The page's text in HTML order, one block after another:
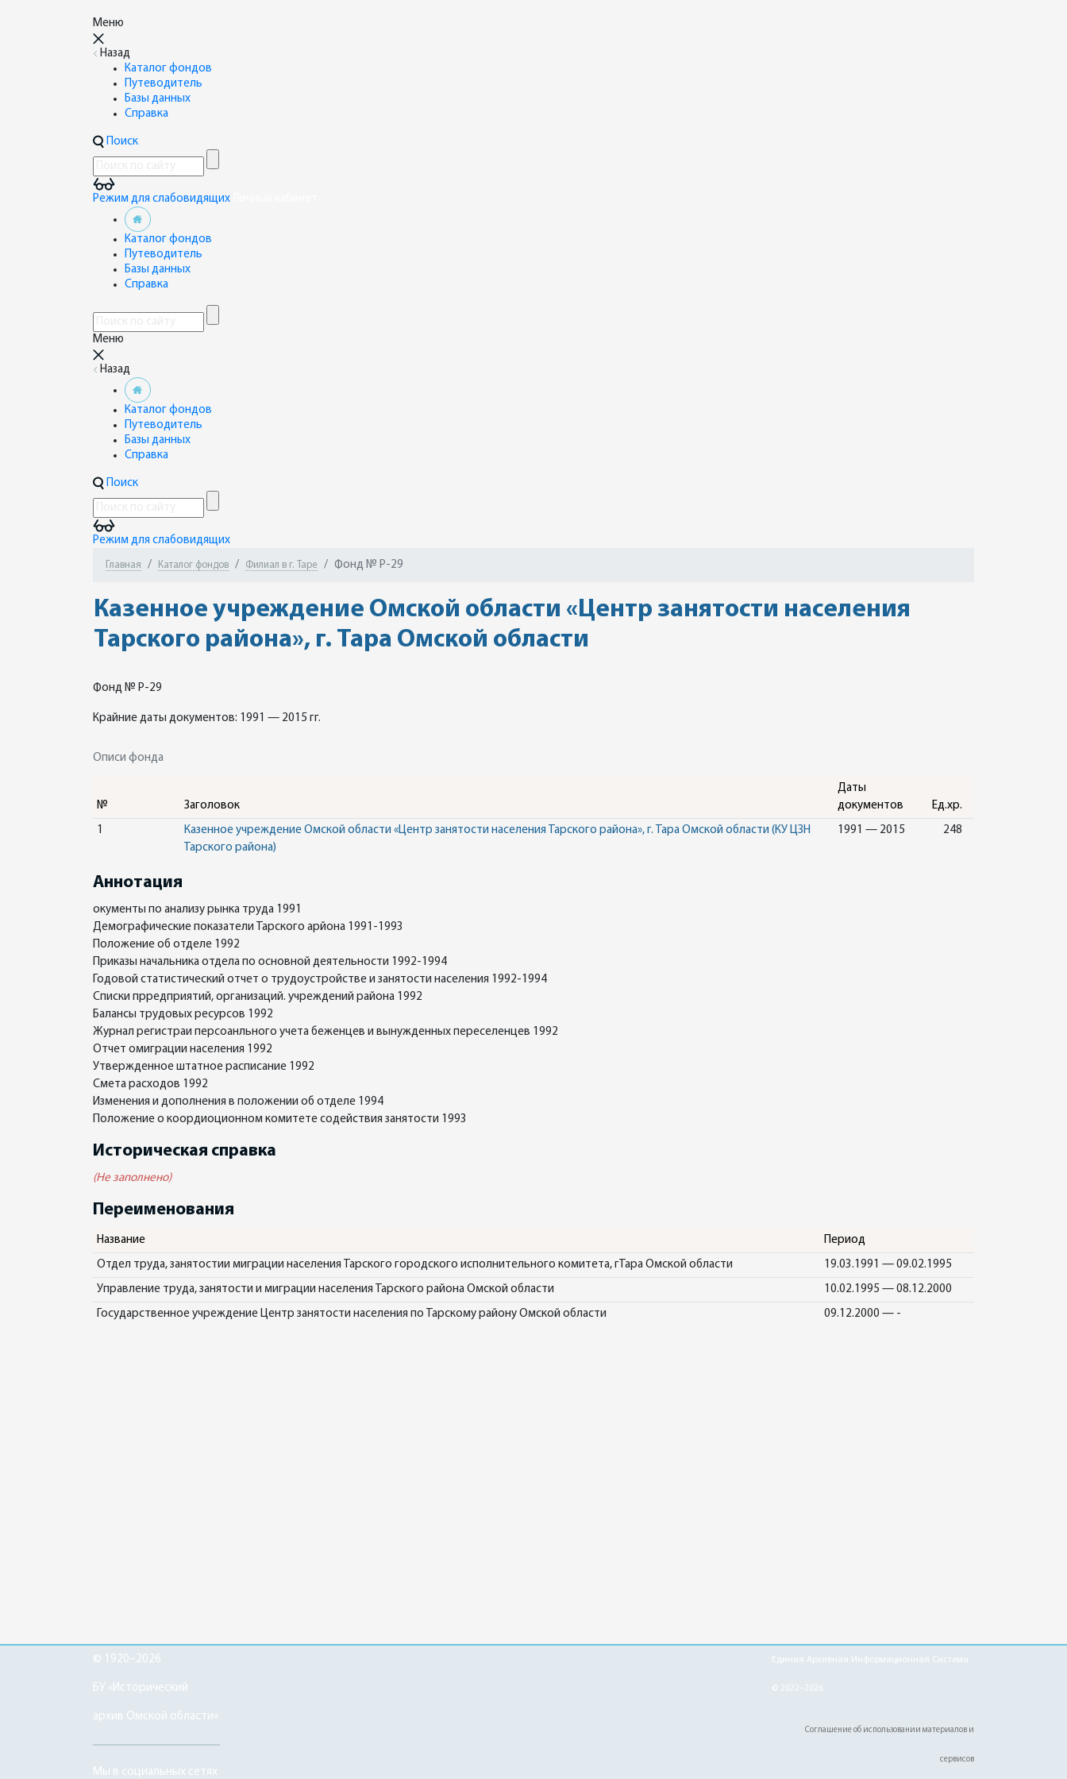
Меню
Назад
Каталог фондов
Путеводитель
Базы данных
Справка
Поиск
Режим для слабовидящих
Каталог фондов
Путеводитель
Базы данных
Справка
Меню
Назад
Каталог фондов
Путеводитель
Базы данных
Справка
Поиск
Режим для слабовидящих
Главная Каталог фондов Филиал в г. Таре Фонд № Р-29
Казенное учреждение Омской области «Центр занятости населения
Тарского района», г. Тара Омской области
Фонд № Р-29
Крайние даты документов: 1991 — 2015 гг.
Описи фонда
№ Заголовок
Даты
документов
Ед.хр.
1
Казенное учреждение Омской области «Центр занятости населения Тарского района», г. Тара Омской области (КУ ЦЗН
Тарского района)
1991 — 2015 248
Аннотация
окументы по анализу рынка труда 1991
Демографические показатели Тарского арйона 1991-1993
Положение об отделе 1992
Приказы начальника отдела по основной деятельности 1992-1994
Годовой статистический отчет о трудоустройстве и занятости населения 1992-1994
Списки прредприятий, организаций. учреждений района 1992
Балансы трудовых ресурсов 1992
Журнал регистраи персоанльного учета беженцев и вынужденных переселенцев 1992
Отчет омиграции населения 1992
Утвержденное штатное расписание 1992
Смета расходов 1992
Изменения и дополнения в положении об отделе 1994
Положение о коордиоционном комитете содействия занятости 1993
Историческая справка
(Не заполнено)
Переименования
Название Период
Отдел труда, занятостии миграции населения Тарского городского исполнительного комитета, гТара Омской области 19.03.1991 — 09.02.1995
Управление труда, занятости и миграции населения Тарского района Омской области 10.02.1995 — 08.12.2000
Государственное учреждение Центр занятости населения по Тарскому району Омской области 09.12.2000 — -
© 1920–2026
БУ «Исторический
архив Омской области»
Мы в социальных сетях
Единая Архивная Информационная Система
© 2022–2026
Соглашение об использовании материалов и
сервисов